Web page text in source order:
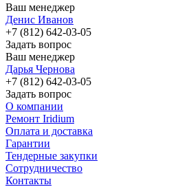
Ваш менеджер
Денис Иванов
+7 (812) 642-03-05
Задать вопрос
Ваш менеджер
Дарья Чернова
+7 (812) 642-03-05
Задать вопрос
О компании
Ремонт Iridium
Оплата и доставка
Гарантии
Тендерные закупки
Сотрудничество
Контакты